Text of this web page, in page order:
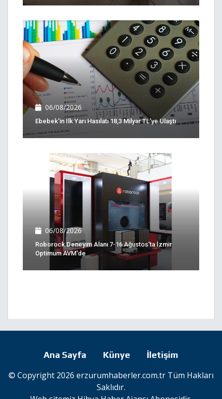
06/08/2026
Ebebek'in Ilk Yarı Hasılatı 18,3 Milyar TL'ye Ulaştı
06/08/2026
Roborock Deneyim Alanı 7-16 Ağustos'ta İzmir
Optimum AVM'de
Ana Sayfa Künye İletişim
© Copyright 2026 erzurumhaberler.com.tr Tüm Hakları
Saklıdır.